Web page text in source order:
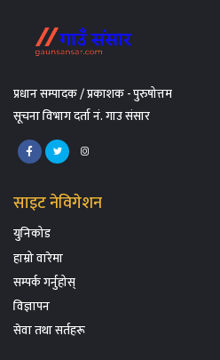
प्रधान सम्पादक / प्रकाशक - पुरुषोत्तम
सूचना विभाग दर्ता नं. गाउ संसार
साइट नेविगेशन
युनिकोड
हाम्रो वारेमा
सम्पर्क गर्नुहोस्
विज्ञापन
सेवा तथा सर्तहरू